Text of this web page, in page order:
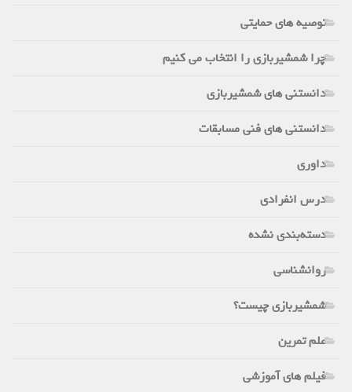
توصیه های حمایتی
چرا شمشیربازی را انتخاب می کنیم
دانستنی های شمشیربازی
دانستنی های فنی مسابقات
داوری
درس انفرادی
دسته‌بندی نشده
روانشناسی
شمشیربازی چیست؟
علم تمرین
فیلم های آموزشی